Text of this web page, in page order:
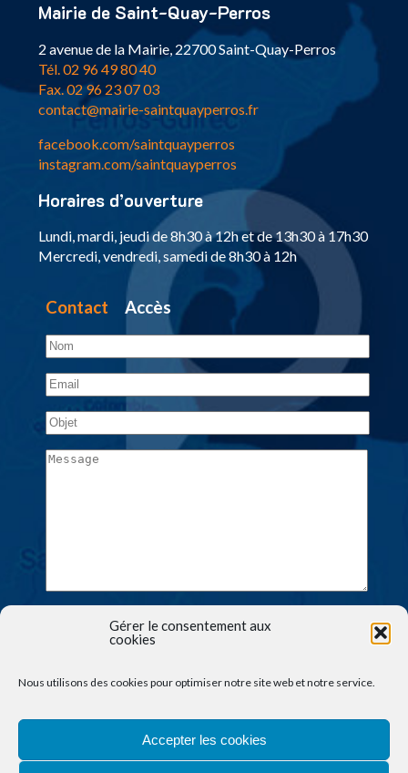
Gérer le consentement aux
cookies
Nous utilisons des cookies pour optimiser notre site web et notre service.
Accepter les cookies
Mairie de Saint-Quay-Perros
2 avenue de la Mairie, 22700 Saint-Quay-Perros
Tél. 02 96 49 80 40
Fax. 02 96 23 07 03
contact@mairie-saintquayperros.fr
facebook.com/saintquayperros
instagram.com/saintquayperros
Horaires d’ouverture
Lundi, mardi, jeudi de 8h30 à 12h et de 13h30 à 17h30
Mercredi, vendredi, samedi de 8h30 à 12h
Contact Accès